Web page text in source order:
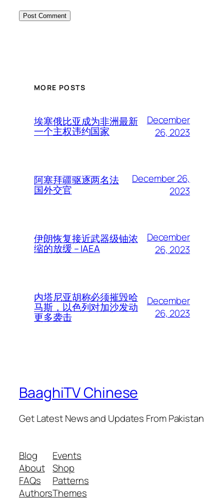
MORE POSTS
埃塞俄比亚成为非洲最新
一个主权违约国家
December
26, 2023
阿塞拜疆驱逐两名法
国外交官
December 26,
2023
伊朗恢复接近武器级铀浓
缩的放缓 – IAEA
December
26, 2023
内塔尼亚胡称必须摧毁哈
马斯，以色列对加沙发动
更多袭击
December
26, 2023
BaaghiTV Chinese
Get Latest News and Updates From Pakistan
Blog
About
FAQs
Authors
Events
Shop
Patterns
Themes